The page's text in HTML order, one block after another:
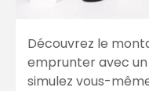
Découvrez le
emprunter avec un
simulez vous-